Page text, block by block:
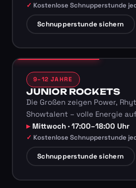
Kostenlose Schnupperstunde
Schnupperstunde sichern
9–12 JAHRE
JUNIOR ROCKETS
Die Großen zeigen Power,
Showtalent – volle Energie
Mittwoch · 17:00–18:00 Uhr
Kostenlose Schnupperstunde
Schnupperstunde sichern